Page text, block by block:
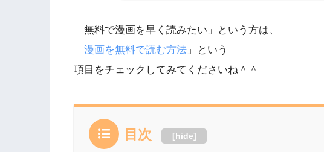
「無料で漫画を早く読みたい」という方は、
「 漫画を無料で読む方法 」という
項目をチェックしてみてくださいね＾＾
目次 [hide]